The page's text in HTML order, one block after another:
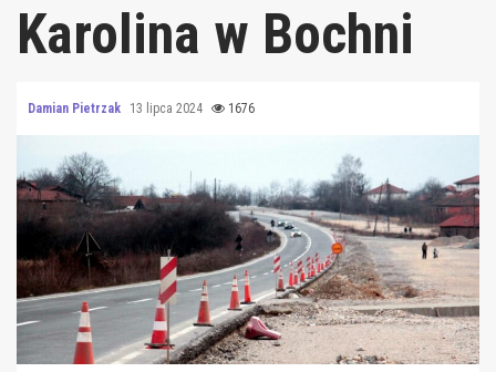
Karolina w Bochni
Damian Pietrzak 13 lipca 2024 1676